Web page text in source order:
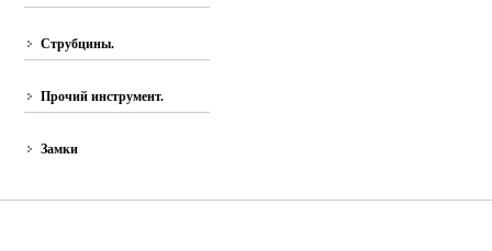
Струбцины.
Прочий инструмент.
Замки